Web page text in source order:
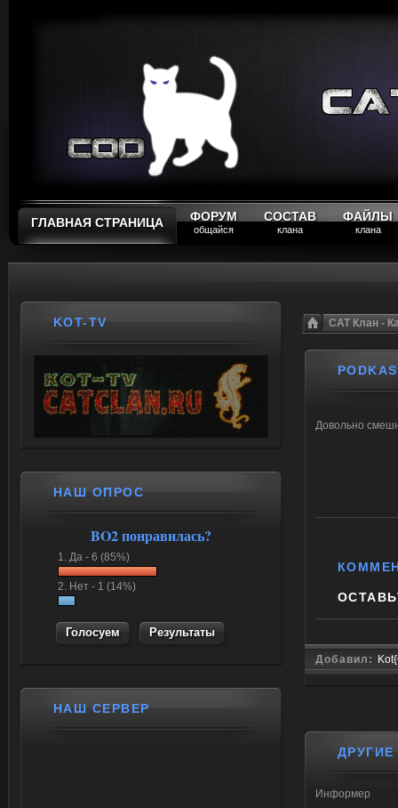
ГЛАВНАЯ СТРАНИЦА ФОРУМ
общайся
СОСТАВ
клана
ФАЙЛЫ
клана
CAT Клан -
Довольно
Добавил:
Информер
KOT-TV
НАШ ОПРОС
BO2 понравилась?
1. Да - 6 (85%)
2. Нет - 1 (14%)
Результаты
НАШ СЕРВЕР